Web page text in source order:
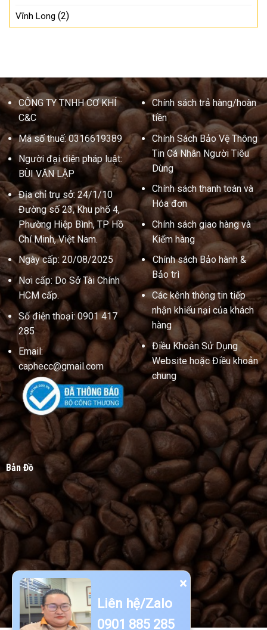
Vĩnh Long (2)
CÔNG TY TNHH CƠ KHÍ
C&C
Mã số thuế: 0316619389
Người đại diện pháp luật:
BÙI VĂN LẬP
Địa chỉ trụ sở: 24/1/10
Đường số 23, Khu phố 4,
Phường Hiệp Bình, TP Hồ
Chí Minh, Việt Nam.
Ngày cấp: 20/08/2025
Nơi cấp: Do Sở Tài Chính
HCM cấp.
Số điện thoại: 0901 417
285
Email:
caphecc@gmail.com
Chính sách trả hàng/hoàn
tiền
Chính Sách Bảo Vệ Thông
Tin Cá Nhân Người Tiêu
Dùng
Chính sách thanh toán và
Hóa đơn
Chính sách giao hàng và
Kiểm hàng
Chính sách Bảo hành &
Bảo trì
Các kênh thông tin tiếp
nhận khiếu nại của khách
hàng
Điều Khoản Sử Dụng
Website hoặc Điều khoản
chung
Bản Đồ
×
Liên hệ/Zalo
0901 885 285